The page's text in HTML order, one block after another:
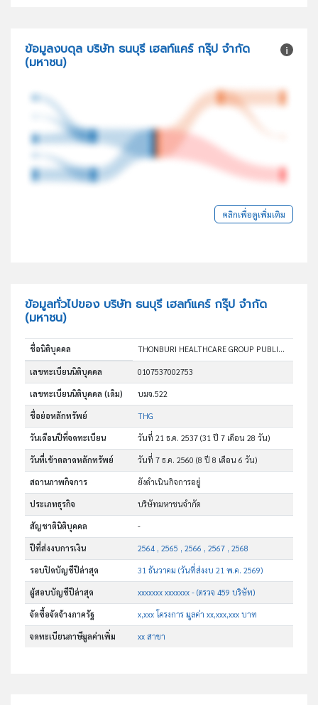
ข้อมูลงบดุล บริษัท ธนบุรี เฮลท์แคร์ กรุ๊ป จำกัด
(มหาชน)
คลิกเพื่อดูเพิ่มเติม
ข้อมูลทั่วไปของ บริษัท ธนบุรี เฮลท์แคร์ กรุ๊ป จำกัด
(มหาชน)
ชื่อนิติบุคคล THONBURI HEALTHCARE GROUP PUBLIC COMPANY LIMITED
เลขทะเบียนนิติบุคคล 0107537002753
เลขทะเบียนนิติบุคคล (เดิม) บมจ.522
ชื่อย่อหลักทรัพย์ THG
วันเดือนปีที่จดทะเบียน วันที่ 21 ธ.ค. 2537(31 ปี 7 เดือน 28 วัน)
วันที่เข้าตลาดหลักทรัพย์ วันที่ 7 ธ.ค. 2560(8 ปี 8 เดือน 6 วัน)
สถานภาพกิจการ ยังดำเนินกิจการอยู่
ประเภทธุรกิจ บริษัทมหาชนจำกัด
สัญชาตินิติบุคคล -
ปีที่ส่งงบการเงิน 2564 , 2565 , 2566 , 2567 , 2568
รอบปิดบัญชีปีล่าสุด 31 ธันวาคม (วันที่ส่งงบ 21 พ.ค. 2569)
ผู้สอบบัญชีปีล่าสุด xxxxxxx xxxxxxx - (ตรวจ 459 บริษัท)
จัดซื้อจัดจ้างภาครัฐ x,xxx โครงการ มูลค่า xx,xxx,xxx บาท
จดทะเบียนภาษีมูลค่าเพิ่ม xx สาขา